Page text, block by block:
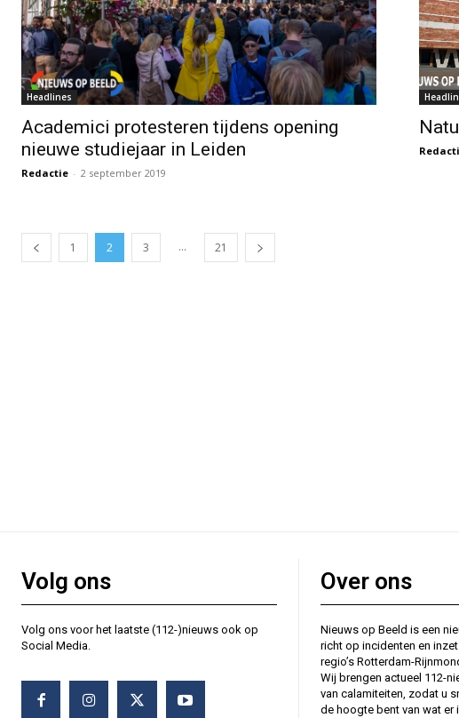
Headlines
Academici protesteren tijdens opening
nieuwe studiejaar in Leiden
Redactie - 2 september 2019
1 2 3 ... 21
Volg ons
Volg ons voor het laatste (112-)nieuws ook op
Social Media.
Over ons
Nieuws op Beeld is een
richt op incidenten en
regio’s Rotterdam-
Wij brengen actueel 112-
van calamiteiten, zodat u
de hoogte bent van wat er